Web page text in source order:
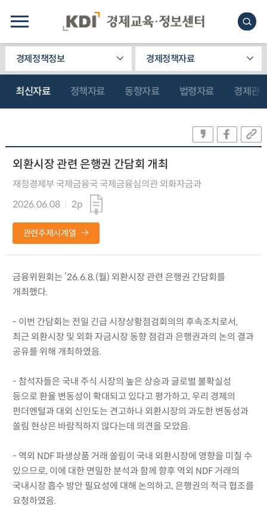
경제정책정보 경제정책자료
최신자료 정책자료 동향자료 법령자료 경제관
외환시장 관련 은행권 간담회 개최
재정경제부 국제금융국 국제금융심의관 외화자금과
2026.06.08
2p
관련주제시계열
금융위원회는 ’26.6.8.(월) 외환시장 관련 은행권 간담회를
개최했다.
- 이번 간담회는 전일 긴급 시장상황점검회의의 후속조치로서,
최근 외환시장 및 외화 자금시장 동향 점검과 은행권과의 논의 결과
공유를 위해 개최하였음.
- 참석자들은 국내 주식 시장의 높은 상승과 글로벌 불확실성
등으로 환율 변동성이 확대되고 있다고 평가하고, 우리 경제의
펀더멘털과 대외 신인도는 견고하나 외환시장의 과도한 변동성과
쏠림 현상은 바람직하지 않다는데 의견을 모았음.
- 역외 NDF 파생상품 거래 쏠림이 국내 외환시장에 영향을 미칠 수
있으므로, 이에 대한 면밀한 분석과 함께 향후 역외 NDF 거래의
국내시장 흡수 방안 필요성에 대해 논의하고, 은행권의 적극 협조를
요청하였음.